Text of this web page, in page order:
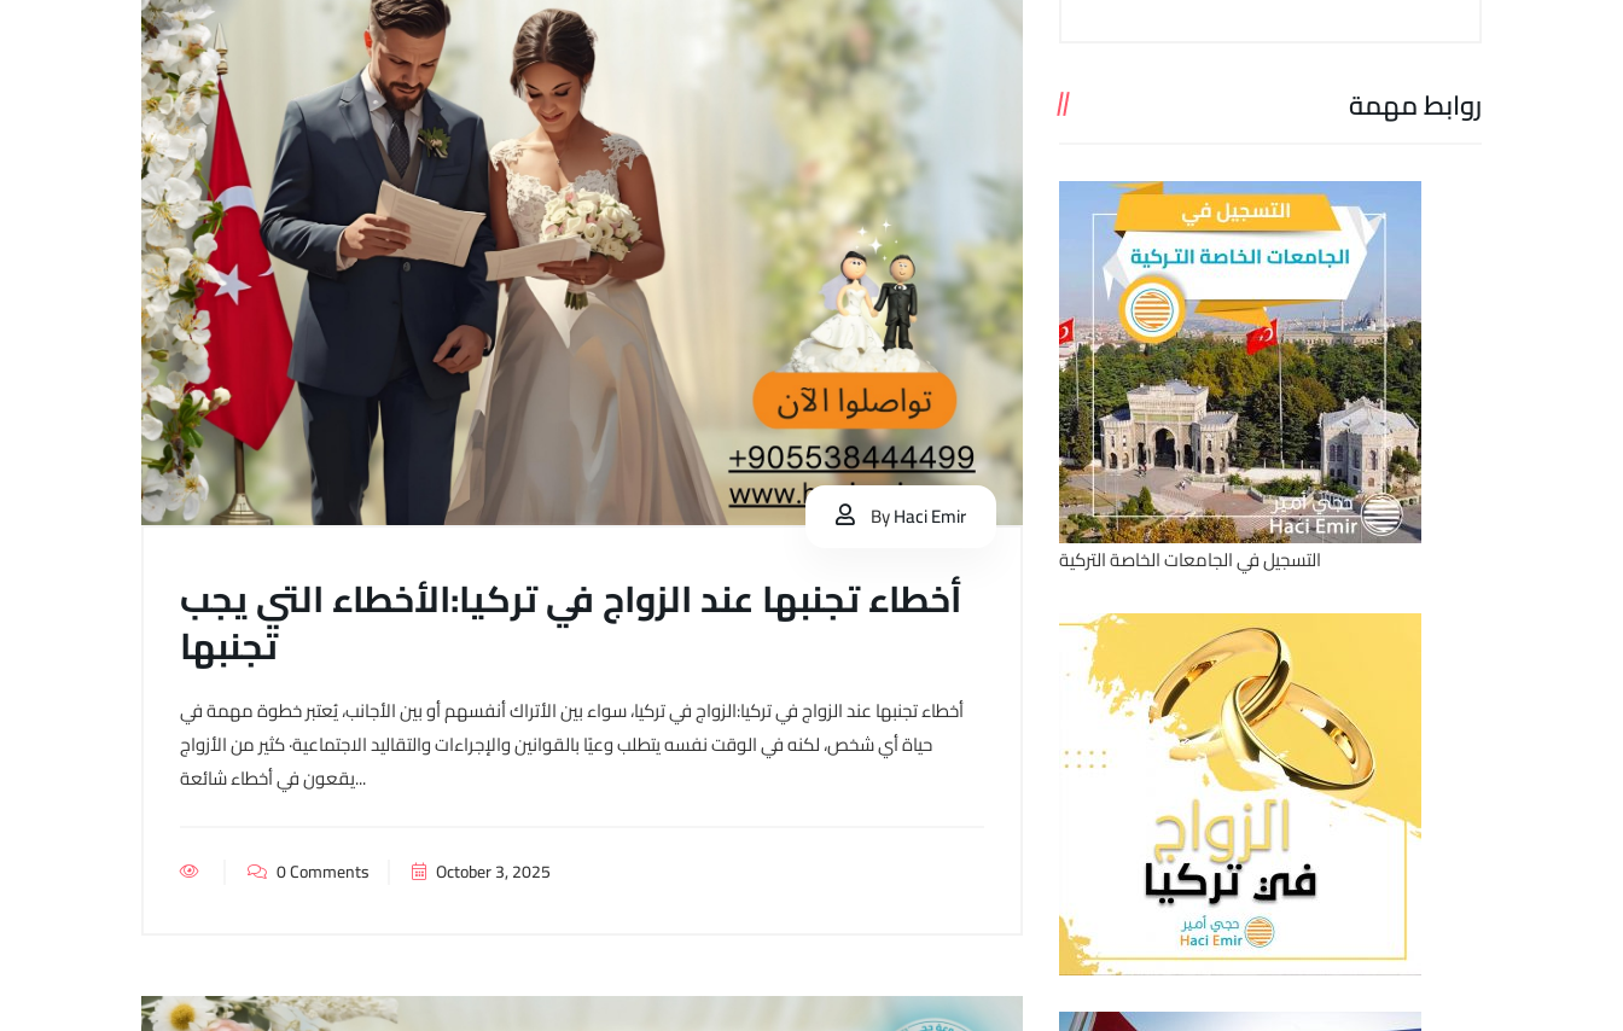
ByHaci Emir
أخطاء تجنبها عند الزواج في تركيا:الأخطاء التي يجب
تجنبها
أخطاء تجنبها عند الزواج في تركيا:الزواج في تركيا، سواء بين الأتراك أنفسهم أو بين الأجانب، يُعتبر خطوة مهمة في
حياة أي شخص، لكنه في الوقت نفسه يتطلب وعيًا بالقوانين والإجراءات والتقاليد الاجتماعية· كثير من الأزواج
يقعون في أخطاء شائعة...
0 Comments October 3, 2025
روابط مهمة
التسجيل في الجامعات الخاصة التركية